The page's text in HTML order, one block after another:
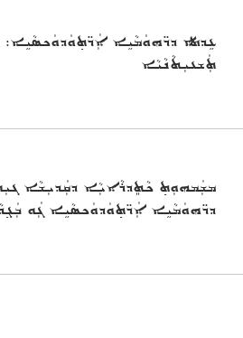
ܥܹܕܬܐ ܕܖ̈ܗܘܿܡܵܝܹܐ
ܬܲܫܥܝܼܬܵܢܵܝܵܐ
ܡܫܲܡܗܘܼܬ݂ ܟܵܬܸܕܪܵܐܝܼܵܐ ܕܩܲܕܝܼܫܵܐ
ܕܖ̈ܗܘܿܡܵܝܹܐ ܐܲܖ̈ܬ݂ܘܿܕܘܿܟܣܵܝܹܐ ܓܲܘ